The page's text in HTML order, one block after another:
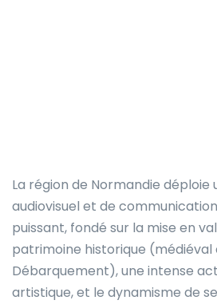
La région de Normandie
audiovisuel et de
puissant, fondé sur la mise en
patrimoine historique (médiéval
Débarquement), une intense
artistique, et le dynamisme de